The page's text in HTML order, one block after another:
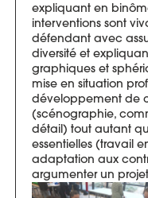
expliquant en
interventions sont
défendant avec
diversité et
graphiques et
mise en situation
développement de
(scénographie,
détail) tout autant
essentielles (travail
adaptation aux
argumenter un